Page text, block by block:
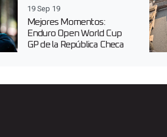
19 Sep 19
Mejores Momentos:
Enduro Open World Cup
GP de la República Checa